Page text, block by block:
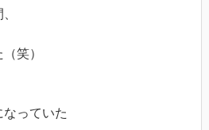
笑）
なっていた